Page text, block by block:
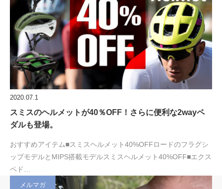
2020.07.1
スミスのヘルメットが40％OFF！さらに便利な2wayペ
ダルも登場。
おすすめアイテム■スミスヘルメット40%OFFロードのフラグシ
ップモデルとMIPS搭載モデルスミスヘルメット40%OFF■エクス
ペド…
メルマガ